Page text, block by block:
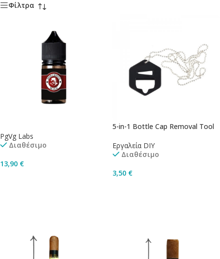
Φίλτρα
PgVg Labs
Διαθέσιμο
13,90 €
5-in-1 Bottle Cap Removal Tool
Εργαλεία DIY
Διαθέσιμο
3,50 €